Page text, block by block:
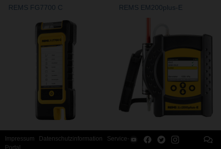
REMS FG7700 C REMS EM200plus-E
Impressum Datenschutzinformation
Service-
Portal